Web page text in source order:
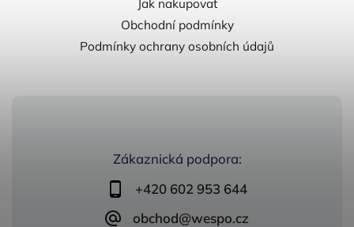
Zákaznická podpora:
+420 602 953 644
obchod@wespo.cz
Jak nakupovat
Obchodní podmínky
Podmínky ochrany osobních údajů